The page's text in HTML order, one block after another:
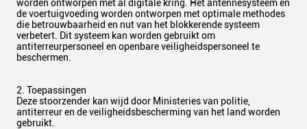
worden ontworpen met al digitale kring. Het antennesysteem en
de voertuigvoeding worden ontworpen met optimale methodes
die betrouwbaarheid en nut van het blokkerende systeem
verbetert. Dit systeem kan worden gebruikt om
antiterreurpersoneel en openbare veiligheidspersoneel te
beschermen.
2. Toepassingen
Deze stoorzender kan wijd door Ministeries van politie,
antiterreur en de veiligheidsbescherming van het land worden
gebruikt.